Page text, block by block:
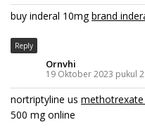
buy inderal 10mgbrand
Reply
Ornvhi
19 Oktober 2023 pukul
nortriptyline us
500 mg online